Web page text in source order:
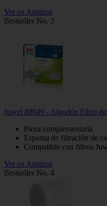
Ver en Amazon
Bestseller No. 3
Juwel 88049 - Algodón Filtro
Pieza complementaria
Espuma de filtración de
Compatible con filtros
Ver en Amazon
Bestseller No. 4